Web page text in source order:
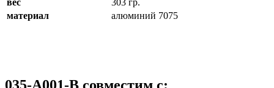
вес
303 гр.
материал
алюминий 7075